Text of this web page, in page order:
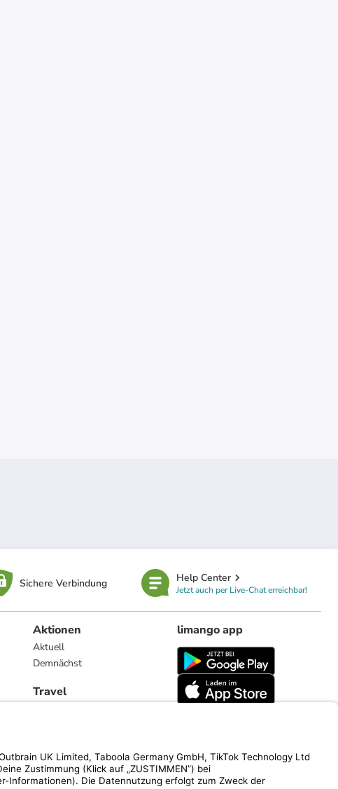
Sichere Verbindung Help Center
Jetzt auch per Live-Chat erreichbar!
Aktionen
Aktuell
Demnächst
Travel
limango app